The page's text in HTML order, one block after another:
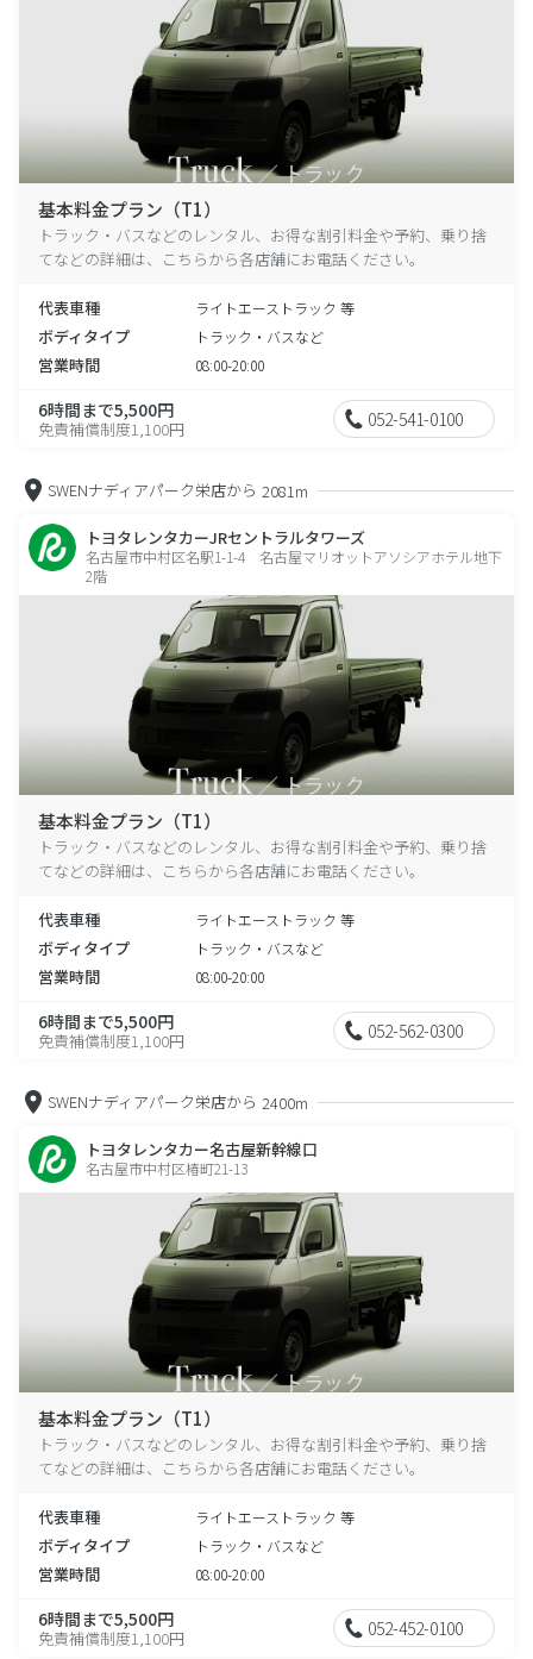
基本料金プラン（T1）
トラック・バスなどのレンタル、お得な割引料金や予約、乗り捨
てなどの詳細は、こちらから各店舗にお電話ください。
代表車種 ライトエーストラック 等
ボディタイプ トラック・バスなど
営業時間 08:00-20:00
6時間まで5,500円
免責補償制度1,100円 052-541-0100
SWENナディアパーク栄店から 2081m
トヨタレンタカーJRセントラルタワーズ
名古屋市中村区名駅1-1-4 名古屋マリオットアソシアホテル地下
2階
基本料金プラン（T1）
トラック・バスなどのレンタル、お得な割引料金や予約、乗り捨
てなどの詳細は、こちらから各店舗にお電話ください。
代表車種 ライトエーストラック 等
ボディタイプ トラック・バスなど
営業時間 08:00-20:00
6時間まで5,500円
免責補償制度1,100円 052-562-0300
SWENナディアパーク栄店から 2400m
トヨタレンタカー名古屋新幹線口
名古屋市中村区椿町21-13
基本料金プラン（T1）
トラック・バスなどのレンタル、お得な割引料金や予約、乗り捨
てなどの詳細は、こちらから各店舗にお電話ください。
代表車種 ライトエーストラック 等
ボディタイプ トラック・バスなど
営業時間 08:00-20:00
6時間まで5,500円
免責補償制度1,100円 052-452-0100